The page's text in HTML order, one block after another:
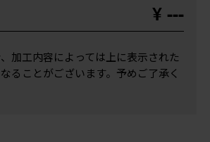
¥ ---
加工内容によっては上に表示された
ることがございます。予めご了承く